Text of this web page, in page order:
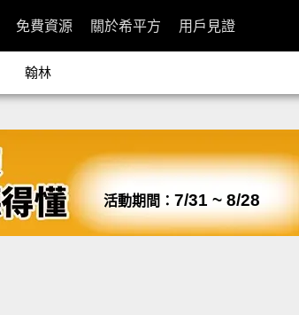
免費資源 關於希平方 用戶見證
翰林
活動期間： 7/31 ~ 8/28